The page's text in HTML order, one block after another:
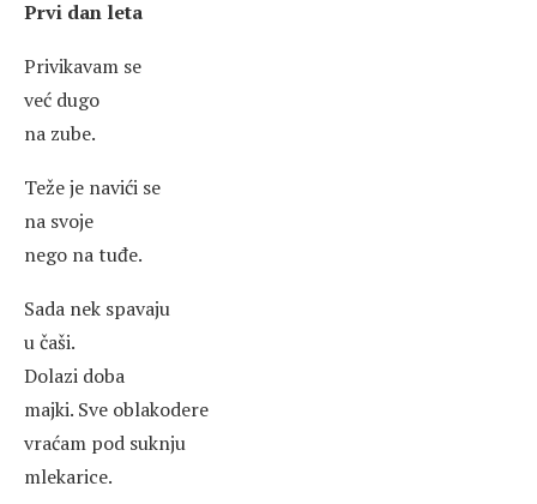
Prvi dan leta
Privikavam se
već dugo
na zube.
Teže je navići se
na svoje
nego na tuđe.
Sada nek spavaju
u čaši.
Dolazi doba
majki. Sve oblakodere
vraćam pod suknju
mlekarice.